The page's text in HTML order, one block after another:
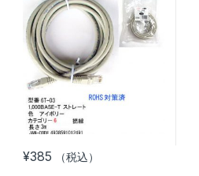
¥385 （税込）